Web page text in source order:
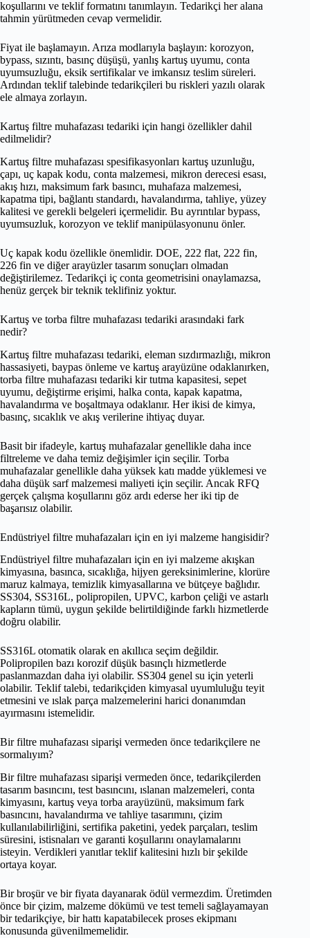
koşullarını ve teklif formatını tanımlayın. Tedarikçi her alana
tahmin yürütmeden cevap vermelidir.
Fiyat ile başlamayın. Arıza modlarıyla başlayın: korozyon,
bypass, sızıntı, basınç düşüşü, yanlış kartuş uyumu, conta
uyumsuzluğu, eksik sertifikalar ve imkansız teslim süreleri.
Ardından teklif talebinde tedarikçileri bu riskleri yazılı olarak
ele almaya zorlayın.
Kartuş filtre muhafazası tedariki için hangi özellikler dahil
edilmelidir?
Kartuş filtre muhafazası spesifikasyonları kartuş uzunluğu,
çapı, uç kapak kodu, conta malzemesi, mikron derecesi esası,
akış hızı, maksimum fark basıncı, muhafaza malzemesi,
kapatma tipi, bağlantı standardı, havalandırma, tahliye, yüzey
kalitesi ve gerekli belgeleri içermelidir. Bu ayrıntılar bypass,
uyumsuzluk, korozyon ve teklif manipülasyonunu önler.
Uç kapak kodu özellikle önemlidir. DOE, 222 flat, 222 fin,
226 fin ve diğer arayüzler tasarım sonuçları olmadan
değiştirilemez. Tedarikçi iç conta geometrisini onaylamazsa,
henüz gerçek bir teknik teklifiniz yoktur.
Kartuş ve torba filtre muhafazası tedariki arasındaki fark
nedir?
Kartuş filtre muhafazası tedariki, eleman sızdırmazlığı, mikron
hassasiyeti, baypas önleme ve kartuş arayüzüne odaklanırken,
torba filtre muhafazası tedariki kir tutma kapasitesi, sepet
uyumu, değiştirme erişimi, halka conta, kapak kapatma,
havalandırma ve boşaltmaya odaklanır. Her ikisi de kimya,
basınç, sıcaklık ve akış verilerine ihtiyaç duyar.
Basit bir ifadeyle, kartuş muhafazalar genellikle daha ince
filtreleme ve daha temiz değişimler için seçilir. Torba
muhafazalar genellikle daha yüksek katı madde yüklemesi ve
daha düşük sarf malzemesi maliyeti için seçilir. Ancak RFQ
gerçek çalışma koşullarını göz ardı ederse her iki tip de
başarısız olabilir.
Endüstriyel filtre muhafazaları için en iyi malzeme hangisidir?
Endüstriyel filtre muhafazaları için en iyi malzeme akışkan
kimyasına, basınca, sıcaklığa, hijyen gereksinimlerine, klorüre
maruz kalmaya, temizlik kimyasallarına ve bütçeye bağlıdır.
SS304, SS316L, polipropilen, UPVC, karbon çeliği ve astarlı
kapların tümü, uygun şekilde belirtildiğinde farklı hizmetlerde
doğru olabilir.
SS316L otomatik olarak en akıllıca seçim değildir.
Polipropilen bazı korozif düşük basınçlı hizmetlerde
paslanmazdan daha iyi olabilir. SS304 genel su için yeterli
olabilir. Teklif talebi, tedarikçiden kimyasal uyumluluğu teyit
etmesini ve ıslak parça malzemelerini harici donanımdan
ayırmasını istemelidir.
Bir filtre muhafazası siparişi vermeden önce tedarikçilere ne
sormalıyım?
Bir filtre muhafazası siparişi vermeden önce, tedarikçilerden
tasarım basıncını, test basıncını, ıslanan malzemeleri, conta
kimyasını, kartuş veya torba arayüzünü, maksimum fark
basıncını, havalandırma ve tahliye tasarımını, çizim
kullanılabilirliğini, sertifika paketini, yedek parçaları, teslim
süresini, istisnaları ve garanti koşullarını onaylamalarını
isteyin. Verdikleri yanıtlar teklif kalitesini hızlı bir şekilde
ortaya koyar.
Bir broşür ve bir fiyata dayanarak ödül vermezdim. Üretimden
önce bir çizim, malzeme dökümü ve test temeli sağlayamayan
bir tedarikçiye, bir hattı kapatabilecek proses ekipmanı
konusunda güvenilmemelidir.